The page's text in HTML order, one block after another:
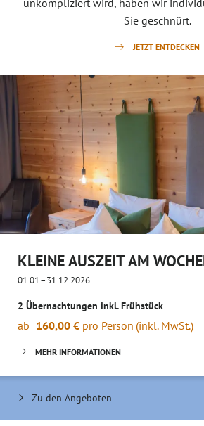
unkompliziert wird, haben wir
Sie geschnürt.
JETZT ENTDECKEN
Zu den Angeboten
KLEINE AUSZEIT AM
01.01.–31.12.2026
2 Übernachtungen inkl.Frühstück
ab 160,00 € pro Person (inkl. MwSt.)
MEHR INFORMATIONEN